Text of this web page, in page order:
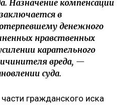
Назначение компенсации
в
денежного
нравственных
карательного
вреда, —
суда.
гражданского иска